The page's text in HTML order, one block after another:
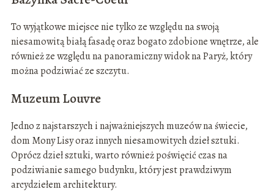
To wyjątkowe miejsce nie tylko ze względu na swoją
niesamowitą białą fasadę oraz bogato zdobione wnętrze, ale
również ze względu na panoramiczny widok na Paryż, który
można podziwiać ze szczytu.
Muzeum Louvre
Jedno z najstarszych i najważniejszych muzeów na świecie,
dom Mony Lisy oraz innych niesamowitych dzieł sztuki.
Oprócz dzieł sztuki, warto również poświęcić czas na
podziwianie samego budynku, który jest prawdziwym
arcydziełem architektury.